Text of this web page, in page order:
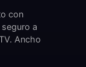
con
a
Ancho